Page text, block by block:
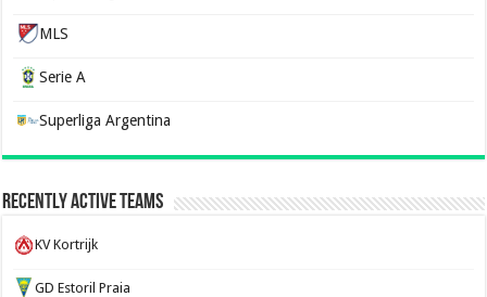
MLS
Serie A
Superliga Argentina
Recently Active Teams
KV Kortrijk
GD Estoril Praia